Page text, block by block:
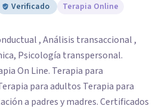
Verificado
Terapia Online
, Análisis transaccional ,
Psicología transpersonal.
On Line. Terapia para
para adultos Terapia para
a padres y madres. Certificados